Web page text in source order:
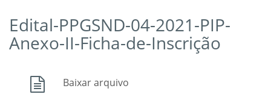
Edital-PPGSND-04-2021-PIP-
Anexo-II-Ficha-de-Inscrição
Baixar arquivo